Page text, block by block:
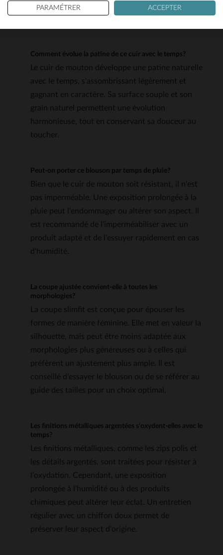
vachette, mais suffisamment résistant pour un
Comment évolue la patine de ce cuir avec le temps?
Le cuir de mouton développe une patine naturelle
avec le temps, s'assombrissant légèrement et
gagnant en caractère. Sa surface souple et son
grain naturel permettent une évolution
harmonieuse, tout en conservant sa douceur au
toucher.
Peut-on porter ce blouson par temps de pluie?
Bien que le cuir de mouton soit résistant, il n'est
pas imperméable. Une exposition prolongée à la
pluie peut l'endommager ou altérer son aspect. Il
est recommandé de l'imperméabiliser avec un
produit adapté et de l'essuyer rapidement en cas
d'humidité.
La coupe ajustée convient-elle à toutes les
morphologies?
La coupe slimfit est conçue pour épouser les
formes de manière féminine. Elle met en valeur la
silhouette, mais peut être moins adaptée aux
morphologies plus généreuses ou à celles qui
préfèrent un ajustement plus ample. Il est
conseillé d'essayer le blouson ou de se référer au
guide des tailles pour un choix optimal.
Les finitions métalliques argentées s'oxydent-elles avec le
temps?
Les finitions métalliques, comme les zips polis et
les détails argentés, sont traitées pour résister à
l'oxydation. Cependant, une exposition
prolongée à l'humidité ou à des produits
chimiques peut altérer leur éclat. Un entretien
régulier avec un chiffon doux permet de
préserver leur aspect d'origine.
PARAMÉTRER ACCEPTER